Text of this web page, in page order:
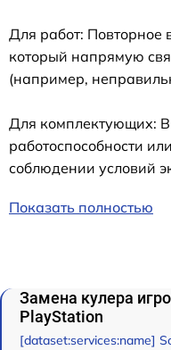
Для работ: Повторное
который напрямую
(например,
Для комплектующих:
работоспособности
соблюдении условий
Показать полностью
Замена кулера
PlayStation
[dataset:services:name]